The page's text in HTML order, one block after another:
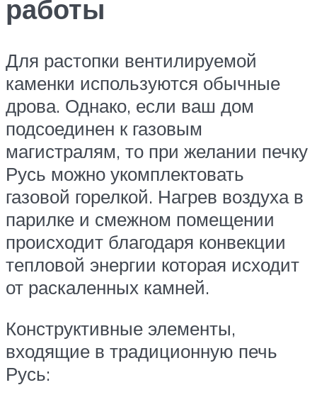
работы
Для растопки вентилируемой
каменки используются обычные
дрова. Однако, если ваш дом
подсоединен к газовым
магистралям, то при желании печку
Русь можно укомплектовать
газовой горелкой. Нагрев воздуха в
парилке и смежном помещении
происходит благодаря конвекции
тепловой энергии которая исходит
от раскаленных камней.
Конструктивные элементы,
входящие в традиционную печь
Русь: